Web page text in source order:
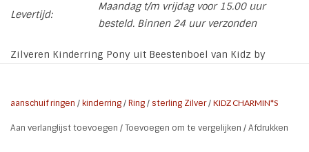
Levertijd:
Maandag t/m vrijdag voor 15.00 uur
besteld. Binnen 24 uur verzonden
Zilveren Kinderring Pony uit Beestenboel van Kidz by
aanschuif ringen / kinderring/Ring/sterling Zilver/ KIDZ CHARMIN*S
Aan verlanglijst toevoegen /Toevoegen om te vergelijken /Afdrukken